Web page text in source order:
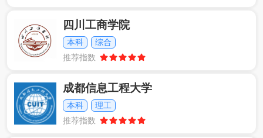
四川工商学院
本科
综合
推荐指数
成都信息工程大学
本科
理工
推荐指数